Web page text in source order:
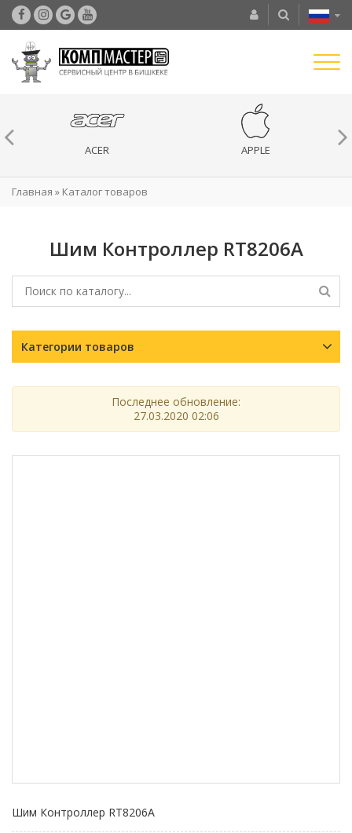
ACER APPLE
Главная » Каталог товаров
Шим Контроллер RT8206A
Категории товаров
Последнее обновление:
27.03.2020 02:06
Шим Контроллер RT8206A